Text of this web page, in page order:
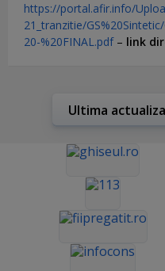
https://portal.afir.info/
21_tranzitie/
20-%20FINAL.pdf– link
Ultima